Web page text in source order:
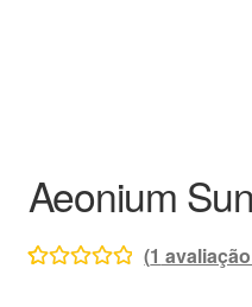
Kits
Loja
Aeonium
(1